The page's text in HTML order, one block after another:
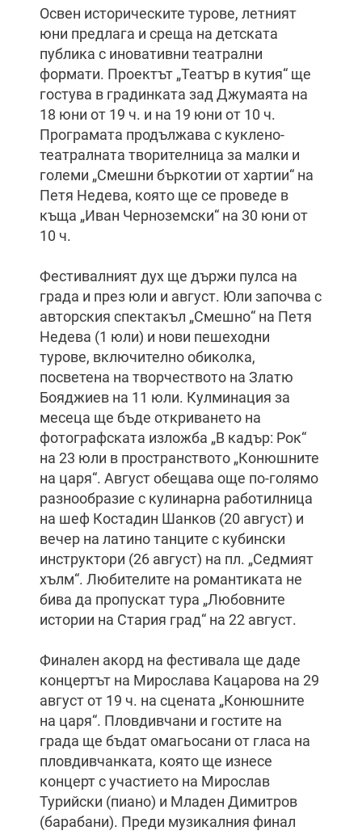
Освен историческите турове, летният
юни предлага и среща на детската
публика с иновативни театрални
формати. Проектът „Театър в кутия“ ще
гостува в градинката зад Джумаята на
18 юни от 19 ч. и на 19 юни от 10 ч.
Програмата продължава с куклено-
театралната творителница за малки и
големи „Смешни бъркотии от хартии“ на
Петя Недева, която ще се проведе в
къща „Иван Черноземски“ на 30 юни от
10 ч.
Фестивалният дух ще държи пулса на
града и през юли и август. Юли започва с
авторския спектакъл „Смешно“ на Петя
Недева (1 юли) и нови пешеходни
турове, включително обиколка,
посветена на творчеството на Златю
Бояджиев на 11 юли. Кулминация за
месеца ще бъде откриването на
фотографската изложба „В кадър: Рок“
на 23 юли в пространството „Конюшните
на царя“. Август обещава още по-голямо
разнообразие с кулинарна работилница
на шеф Костадин Шанков (20 август) и
вечер на латино танците с кубински
инструктори (26 август) на пл. „Седмият
хълм“. Любителите на романтиката не
бива да пропускат тура „Любовните
истории на Стария град“ на 22 август.
Финален акорд на фестивала ще даде
концертът на Мирослава Кацарова на 29
август от 19 ч. на сцената „Конюшните
на царя“. Пловдивчани и гостите на
града ще бъдат омагьосани от гласа на
пловдивчанката, която ще изнесе
концерт с участието на Мирослав
Турийски (пиано) и Младен Димитров
(барабани). Преди музикалния финал